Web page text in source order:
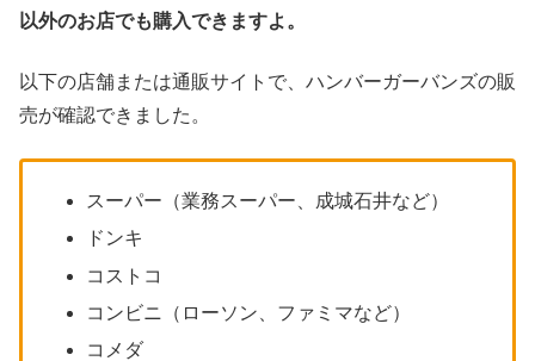
以外のお店でも購入できますよ。
以下の店舗または通販サイトで、ハンバーガーバンズの販
売が確認できました。
スーパー（業務スーパー、成城石井など）
ドンキ
コストコ
コンビニ（ローソン、ファミマなど）
コメダ